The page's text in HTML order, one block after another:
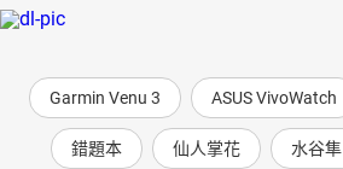
Garmin Venu 3 ASUS VivoWatch
錯題本 仙人掌花 水谷隼